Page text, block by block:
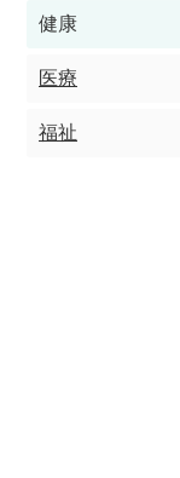
健康
医療
福祉